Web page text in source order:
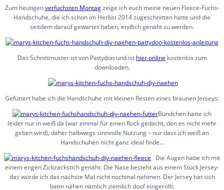
Zum heutigenverfuchsten Montagzeige ich euch meine neuen Fleece-Fuchs-
Handschuhe, die ich schon im Herbst 2014 zugeschnitten hatte und die
seitdem darauf gewartet haben, endlich genäht zu werden.
Das Schnittmuster ist von Pattydoo und ist hier online kostenlos zum
downloaden.
Gefüttert habe ich die Handschuhe mit kleinen Resten eines braunen Jerseys:
Bündchen hatte ich
leider nur in weiß da (war einmal für einen Rock gedacht, den es nicht mehr
geben wird), daher halbwegs sinnvolle Nutzung – nur dass ich weiß an
Handschuhen nicht ganz ideal finde…
Die Augen habe ich mit
einem engen Zickzackstich genäht. Die Nase besteht aus einem Stück Jersey-
das würde ich das nächste Mal nicht nochmal nehmen. Der Jersey hat sich
beim nähen nämlich ziemlich doof eingerollt.